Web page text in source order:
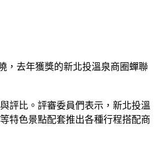
，去年獲獎的新北投溫泉商圈蟬聯
評比。評審委員們表示，新北投溫
特色景點配套推出各種行程搭配商